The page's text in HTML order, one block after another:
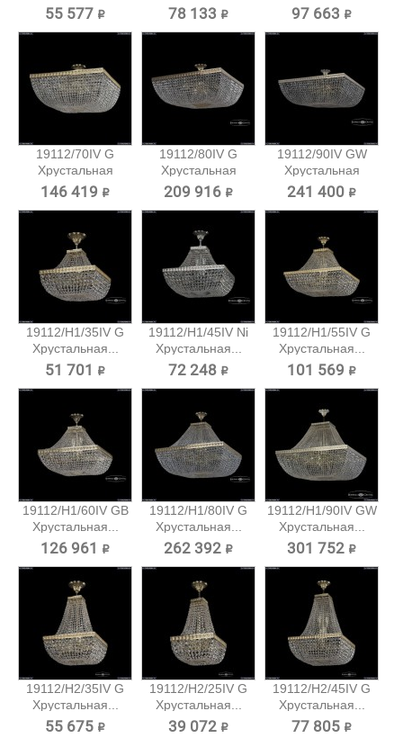
потолочная...
55 577 ₽
потолочная...
78 133 ₽
потолочная...
97 663 ₽
19112/70IV G
Хрустальная
потолочная...
146 419 ₽
19112/80IV G
Хрустальная
потолочная...
209 916 ₽
19112/90IV GW
Хрустальная
потолочная...
241 400 ₽
19112/H1/35IV G
Хрустальная...
51 701 ₽
19112/H1/45IV Ni
Хрустальная...
72 248 ₽
19112/H1/55IV G
Хрустальная...
101 569 ₽
19112/H1/60IV GB
Хрустальная...
126 961 ₽
19112/H1/80IV G
Хрустальная...
262 392 ₽
19112/H1/90IV GW
Хрустальная...
301 752 ₽
19112/H2/35IV G
Хрустальная...
55 675 ₽
19112/H2/25IV G
Хрустальная...
39 072 ₽
19112/H2/45IV G
Хрустальная...
77 805 ₽